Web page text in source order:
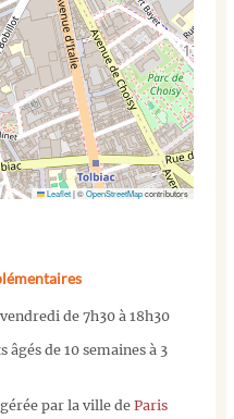
Leaflet|©OpenStreetMapcontributors
de 7h30 à 18h30
âgés de 10 semaines à 3
par la ville deParis